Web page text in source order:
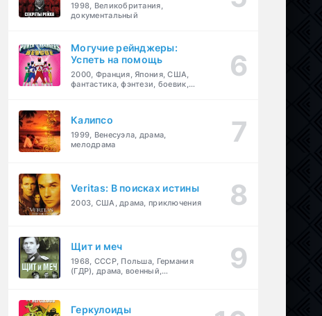
1998, Великобритания,
документальный
Могучие рейнджеры:
Успеть на помощь
2000, Франция, Япония, США,
фантастика, фэнтези, боевик,
Калипсо
1999, Венесуэла, драма,
мелодрама
Veritas: В поисках истины
2003, США, драма, приключения
Щит и меч
1968, СССР, Польша, Германия
(ГДР), драма, военный,
Геркулоиды